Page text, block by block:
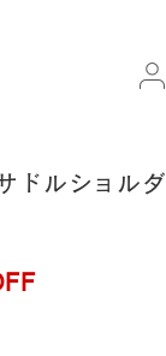
ドルショル